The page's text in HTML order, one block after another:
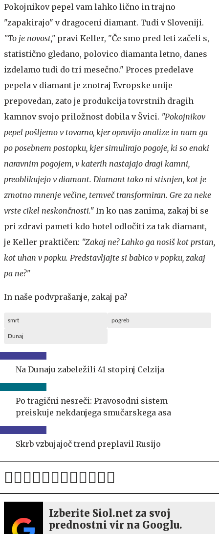
Pokojnikov pepel vam lahko lično in trajno
"zapakirajo" v dragoceni diamant. Tudi v Sloveniji.
"To je novost," pravi Keller, "Če smo pred leti začeli s,
statistično gledano, polovico diamanta letno, danes
izdelamo tudi do tri mesečno." Proces predelave
pepela v diamant je znotraj Evropske unije
prepovedan, zato je produkcija tovrstnih dragih
kamnov svojo priložnost dobila v Švici. "Pokojnikov
pepel pošljemo v tovarno, kjer opravijo analize in nam ga
po posebnem postopku, kjer simulirajo pogoje, ki so enaki
naravnim pogojem, v katerih nastajajo dragi kamni,
preoblikujejo v diamant. Diamant tako ni stisnjen, kot je
zmotno mnenje večine, temveč transformiran. Gre za neke
vrste cikel neskončnosti." In ko nas zanima, zakaj bi se
pri zdravi pameti kdo hotel odločiti za tak diamant,
je Keller praktičen: "Zakaj ne? Lahko ga nosiš kot prstan,
kot uhan v popku. Predstavljajte si babico v popku, zakaj
pa ne?"
In naše podvprašanje, zakaj pa?
smrt pogreb
Dunaj
Na Dunaju zabeležili 41 stopinj Celzija
Po tragični nesreči: Pravosodni sistem
preiskuje nekdanjega smučarskega asa
Skrb vzbujajoč trend preplavil Rusijo
Izberite Siol.net za svoj
prednostni vir na Googlu.